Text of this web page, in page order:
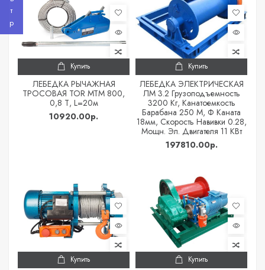
Купить
ЛЕБЕДКА РЫЧАЖНАЯ
ТРОСОВАЯ TOR МТМ 800,
0,8 Т, L=20м
10920.00р.
Купить
ЛЕБЕДКА ЭЛЕКТРИЧЕСКАЯ
ЛМ 3.2 Грузоподъемность
3200 Кг, Канатоемкость
Барабана 250 М, Ф Каната
18мм, Скорость Навивки 0.28,
Мощн. Эл. Двигателя 11 КВт
197810.00р.
Купить Купить